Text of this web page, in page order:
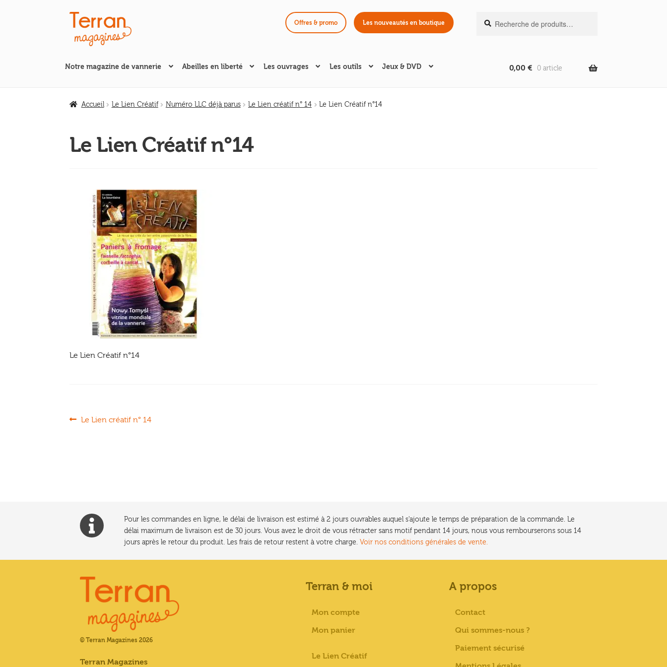
Aller
à
la
Aller
au
contenu
Offres & promo Les nouveautés en boutique
pour :
Recherche
Notre magazine de vannerie Abeilles en liberté Les ouvrages Les outils Jeux & DVD 0,00 € 0 article
Accueil Le Lien Créatif Numéro LLC déjà parus Le Lien créatif n° 14 Le Lien Créatif n°14
Le Lien Créatif n°14
Le Lien Créatif n°14
Navigation
Article
Le Lien créatif n° 14
Pour les commandes en ligne, le délai de livraison est estimé à 2 jours ouvrables auquel s'ajoute le temps de préparation de la commande. Le
délai maximum de livraison est de 30 jours. Vous avez le droit de vous rétracter sans motif pendant 14 jours, nous vous rembourserons sous 14
jours après le retour du produit. Les frais de retour restent à votre charge. Voir nos conditions générales de vente.
© Terran Magazines 2026
Terran Magazines
Terran & moi
Mon compte
Mon panier
Le Lien Créatif
A propos
Contact
Qui sommes-nous ?
Paiement sécurisé